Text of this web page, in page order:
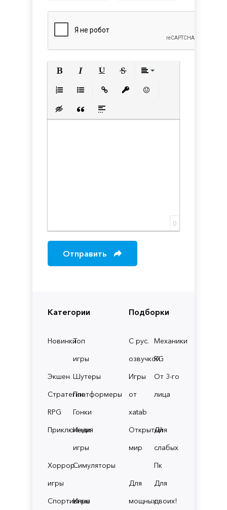
Категории
НовинкиТоп
игры
Экшен Шутеры
СтратегииПлатформеры
RPG
Гонки
Приключения
Инди
игры
Хоррор
игры
Симуляторы
Спортивные
Игры
Подборки
С рус.
озвучкой
Механики
RG
Игры
от
xatab
От 3-го
лица
Открытый
мир
Для
слабых
Пк
Для
мощных
Для
двоих!
Вставка скрытого текста
Вставка цитаты
Вставка спойлера
0
Отправить